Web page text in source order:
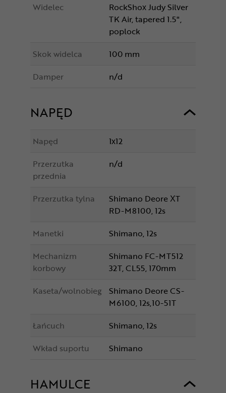
Widelec
RockShox Judy Silver
TK Air, tapered 1.5",
poplock
Skok widelca
100 mm
Damper
n/d
NAPĘD
Napęd
1x12
Przerzutka
przednia
n/d
Przerzutka tylna
Shimano Deore XT
RD-M8100, 12s
Manetki
Shimano, 12s
Mechanizm
korbowy
Shimano FC-MT512
32T, CL55, 170mm
Kaseta/wolnobieg
Shimano Deore CS-
M6100, 12s,10-51T
Łańcuch
Shimano, 12s
Wkład suportu
Shimano
HAMULCE